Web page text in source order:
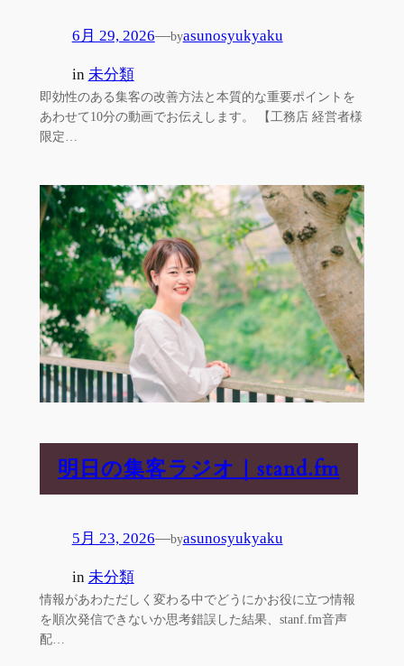
6月 29, 2026—byasunosyukyaku
in 未分類
即効性のある集客の改善方法と本質的な重要ポイントを
あわせて10分の動画でお伝えします。 【工務店 経営者様
限定…
明日の集客ラジオ｜stand.fm
5月 23, 2026—byasunosyukyaku
in 未分類
情報があわただしく変わる中でどうにかお役に立つ情報
を順次発信できないか思考錯誤した結果、stanf.fm音声
配…